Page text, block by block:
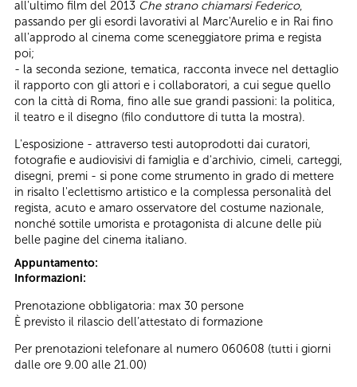
all'ultimo film del 2013 Che strano chiamarsi Federico,
passando per gli esordi lavorativi al Marc'Aurelio e in Rai fino
all'approdo al cinema come sceneggiatore prima e regista
poi;
- la seconda sezione, tematica, racconta invece nel dettaglio
il rapporto con gli attori e i collaboratori, a cui segue quello
con la città di Roma, fino alle sue grandi passioni: la politica,
il teatro e il disegno (filo conduttore di tutta la mostra).
L'esposizione - attraverso testi autoprodotti dai curatori,
fotografie e audiovisivi di famiglia e d'archivio, cimeli, carteggi,
disegni, premi - si pone come strumento in grado di mettere
in risalto l'eclettismo artistico e la complessa personalità del
regista, acuto e amaro osservatore del costume nazionale,
nonché sottile umorista e protagonista di alcune delle più
belle pagine del cinema italiano.
Appuntamento:
Informazioni:
Prenotazione obbligatoria: max 30 persone
È previsto il rilascio dell’attestato di formazione
Per prenotazioni telefonare al numero 060608 (tutti i giorni
dalle ore 9.00 alle 21.00)